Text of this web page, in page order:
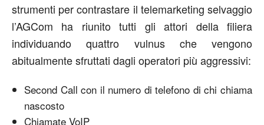
strumenti per contrastare il telemarketing selvaggio
l’AGCom ha riunito tutti gli attori della filiera
individuando quattro vulnus che vengono
abitualmente sfruttati dagli operatori più aggressivi:
Second Call con il numero di telefono di chi chiama
nascosto
Chiamate VoIP